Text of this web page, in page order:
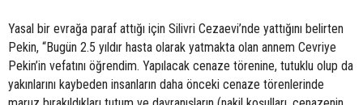
Yasal bir evrağa paraf attığı için Silivri Cezaevi’nde yattığını belirten
Pekin, “Bugün 2.5 yıldır hasta olarak yatmakta olan annem Cevriye
Pekin’in vefatını öğrendim. Yapılacak cenaze törenine, tutuklu olup da
yakınlarını kaybeden insanların daha önceki cenaze törenlerinde